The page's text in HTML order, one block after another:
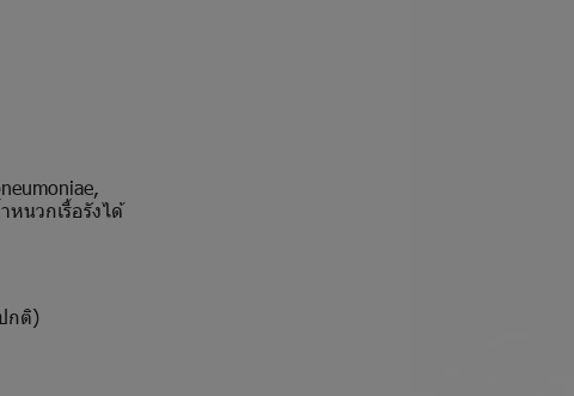
นวกเรื้อรังได้
กติ)